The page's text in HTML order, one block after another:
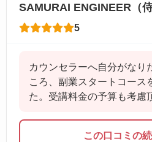
SAMURAI ENGINEER（
5
カウンセラーへ自分がなり
ころ、副業スタートコース
た。受講料金の予算も考慮
この口コミの